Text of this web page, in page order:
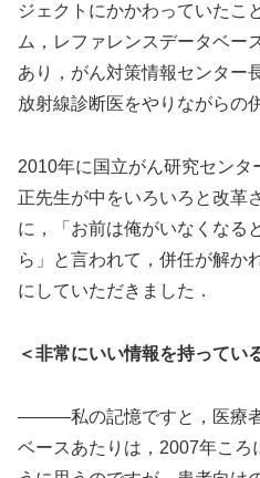
ジェクトにかかわっていたこ
ム，レファレンスデータベー
あり，がん対策情報センター
放射線診断医をやりながらの
2010年に国立がん研究セン
正先生が中をいろいろと改革
に，「お前は俺がいなくなる
ら」と言われて，併任が解か
にしていただきました．
＜非常にいい情報を持ってい
―――私の記憶ですと，医療
ベースあたりは，2007年ころ